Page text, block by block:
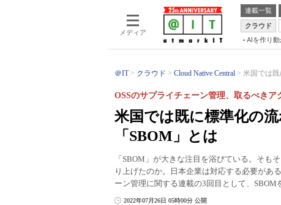
メディア
連載一覧
クラウド
AIを作り
＠IT クラウド Cloud Native Central 米国では
米国では既に標準化の
「SBOM」とは
OSSのサプライチェーン管理、取るべきア
「SBOM」が大きな注目を浴びている。そも
り上げたのか。日本企業は対応する必要があ
ーン管理に関する連載の3回目として、SBOM
2022年07月26日 05時00分 公開